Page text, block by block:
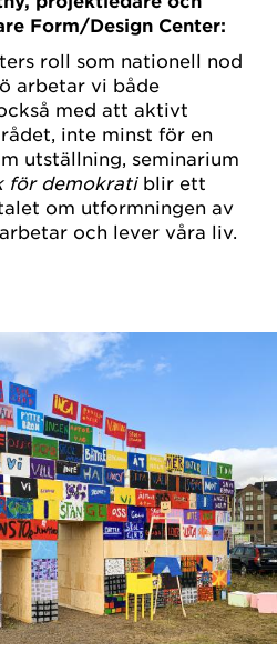
Form/Design Center:
roll som nationell nod
arbetar vi både
med att aktivt
inte minst för en
utställning, seminarium
för demokratiblir ett
om utformningen av
och lever våra liv.